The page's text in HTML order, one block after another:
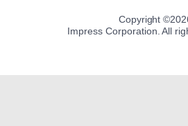
Copyright ©
Impress Corporation. All